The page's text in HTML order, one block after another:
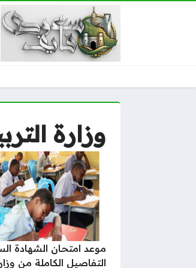
وزارة
التفاصيل الكاملة من